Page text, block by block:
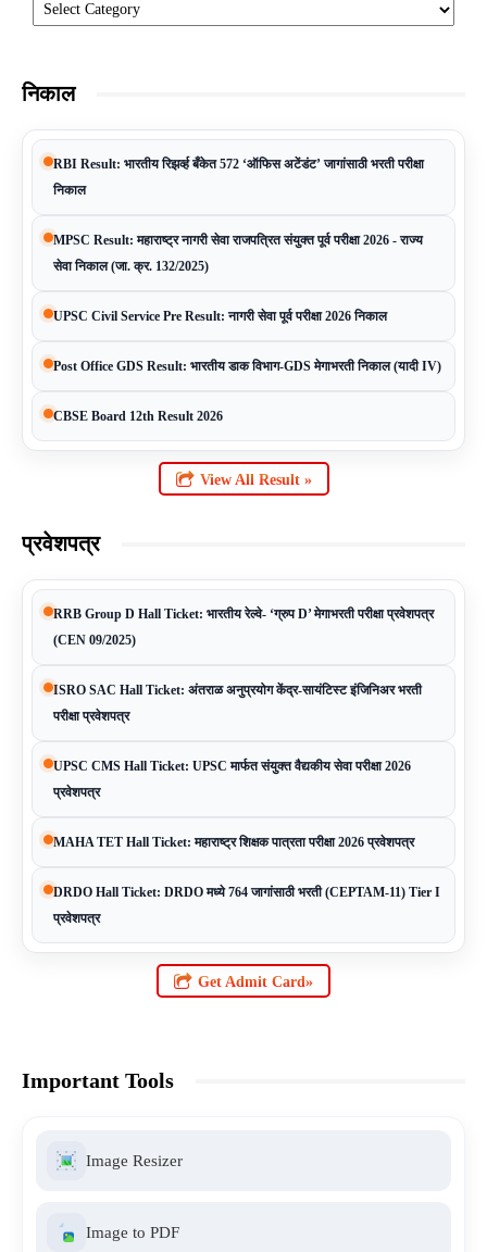
निकाल
RBI Result: भारतीय रिझर्व्ह बँकेत 572 ‘ऑफिस अटेंडंट’ जागांसाठी भरती परीक्षा
निकाल
MPSC Result: महाराष्ट्र नागरी सेवा राजपत्रित संयुक्त पूर्व परीक्षा 2026 - राज्य
सेवा निकाल (जा. क्र. 132/2025)
UPSC Civil Service Pre Result: नागरी सेवा पूर्व परीक्षा 2026 निकाल
Post Office GDS Result: भारतीय डाक विभाग-GDS मेगाभरती निकाल (यादी IV)
CBSE Board 12th Result 2026
View All Result »
प्रवेशपत्र
RRB Group D Hall Ticket: भारतीय रेल्वे- ‘ग्रुप D’ मेगाभरती परीक्षा प्रवेशपत्र
(CEN 09/2025)
ISRO SAC Hall Ticket: अंतराळ अनुप्रयोग केंद्र-सायंटिस्ट इंजिनिअर भरती
परीक्षा प्रवेशपत्र
UPSC CMS Hall Ticket: UPSC मार्फत संयुक्त वैद्यकीय सेवा परीक्षा 2026
प्रवेशपत्र
MAHA TET Hall Ticket: महाराष्ट्र शिक्षक पात्रता परीक्षा 2026 प्रवेशपत्र
DRDO Hall Ticket: DRDO मध्ये 764 जागांसाठी भरती (CEPTAM-11) Tier I
प्रवेशपत्र
Get Admit Card»
Important Tools
Image Resizer
Image to PDF